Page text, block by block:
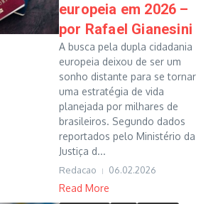
europeia em 2026 –
por Rafael Gianesini
A busca pela dupla cidadania
europeia deixou de ser um
sonho distante para se tornar
uma estratégia de vida
planejada por milhares de
brasileiros. Segundo dados
reportados pelo Ministério da
Justiça d...
Redacao 06.02.2026
Read More